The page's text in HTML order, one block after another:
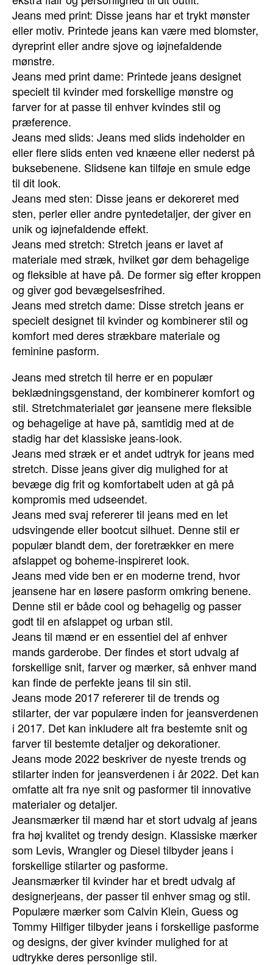
Jeans med print: Disse jeans har et trykt mønster
eller motiv. Printede jeans kan være med blomster,
dyreprint eller andre sjove og iøjnefaldende
mønstre.
Jeans med print dame: Printede jeans designet
specielt til kvinder med forskellige mønstre og
farver for at passe til enhver kvindes stil og
præference.
Jeans med slids: Jeans med slids indeholder en
eller flere slids enten ved knæene eller nederst på
buksebenene. Slidsene kan tilføje en smule edge
til dit look.
Jeans med sten: Disse jeans er dekoreret med
sten, perler eller andre pyntedetaljer, der giver en
unik og iøjnefaldende effekt.
Jeans med stretch: Stretch jeans er lavet af
materiale med stræk, hvilket gør dem behagelige
og fleksible at have på. De former sig efter kroppen
og giver god bevægelsesfrihed.
Jeans med stretch dame: Disse stretch jeans er
specielt designet til kvinder og kombinerer stil og
komfort med deres strækbare materiale og
feminine pasform.
Jeans med stretch til herre er en populær
beklædningsgenstand, der kombinerer komfort og
stil. Stretchmaterialet gør jeansene mere fleksible
og behagelige at have på, samtidig med at de
stadig har det klassiske jeans-look.
Jeans med stræk er et andet udtryk for jeans med
stretch. Disse jeans giver dig mulighed for at
bevæge dig frit og komfortabelt uden at gå på
kompromis med udseendet.
Jeans med svaj refererer til jeans med en let
udsvingende eller bootcut silhuet. Denne stil er
populær blandt dem, der foretrækker en mere
afslappet og boheme-inspireret look.
Jeans med vide ben er en moderne trend, hvor
jeansene har en løsere pasform omkring benene.
Denne stil er både cool og behagelig og passer
godt til en afslappet og urban stil.
Jeans til mænd er en essentiel del af enhver
mands garderobe. Der findes et stort udvalg af
forskellige snit, farver og mærker, så enhver mand
kan finde de perfekte jeans til sin stil.
Jeans mode 2017 refererer til de trends og
stilarter, der var populære inden for jeansverdenen
i 2017. Det kan inkludere alt fra bestemte snit og
farver til bestemte detaljer og dekorationer.
Jeans mode 2022 beskriver de nyeste trends og
stilarter inden for jeansverdenen i år 2022. Det kan
omfatte alt fra nye snit og pasformer til innovative
materialer og detaljer.
Jeansmærker til mænd har et stort udvalg af jeans
fra høj kvalitet og trendy design. Klassiske mærker
som Levis, Wrangler og Diesel tilbyder jeans i
forskellige stilarter og pasforme.
Jeansmærker til kvinder har et bredt udvalg af
designerjeans, der passer til enhver smag og stil.
Populære mærker som Calvin Klein, Guess og
Tommy Hilfiger tilbyder jeans i forskellige pasforme
og designs, der giver kvinder mulighed for at
udtrykke deres personlige stil.